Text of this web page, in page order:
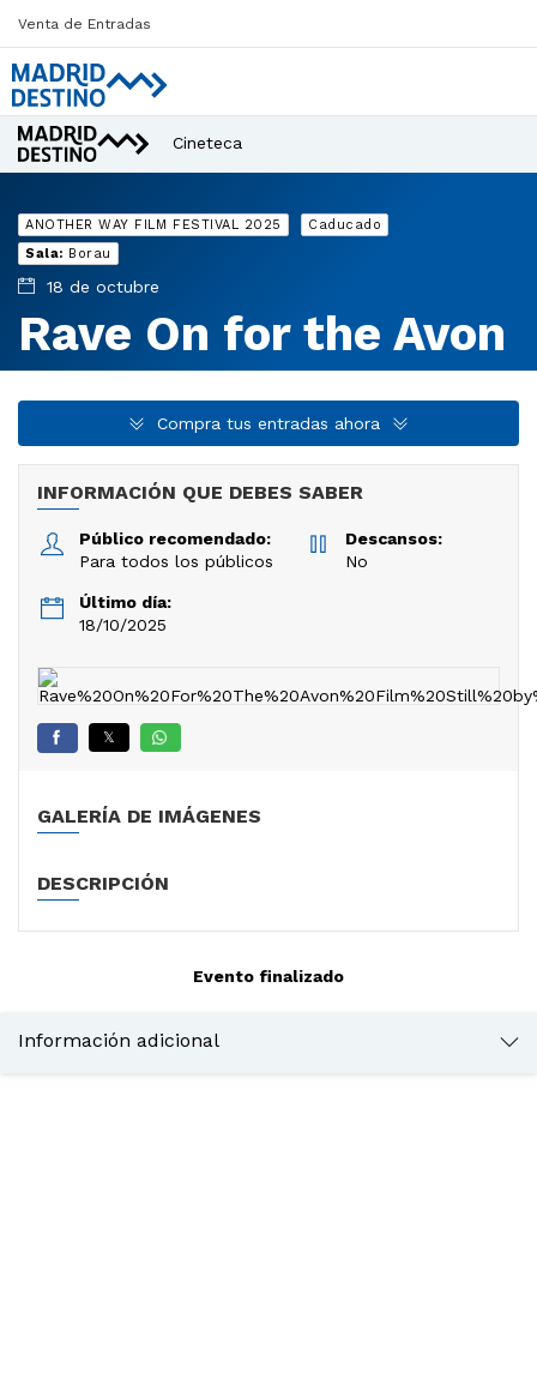
Venta de Entradas
¿Qué estás buscando?
Cineteca
ANOTHER WAY FILM FESTIVAL 2025
Caducado
Sala: Borau
18 de octubre
Rave On for the Avon
Compra tus entradas ahora
INFORMACIÓN QUE DEBES SABER
Público recomendado:
Para todos los públicos
Descansos:
No
Último día:
18/10/2025
𝕏
DESCRIPCIÓN
GALERÍA DE IMÁGENES
Evento finalizado
Información adicional